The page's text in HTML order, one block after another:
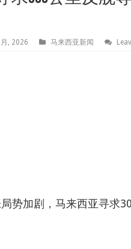
, 2026 马来西亚新闻
势加剧，马来西亚寻求